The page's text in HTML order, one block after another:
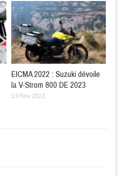
EICMA 2022 : Suzuki dévoile
la V-Strom 800 DE 2023
13 Nov 2022